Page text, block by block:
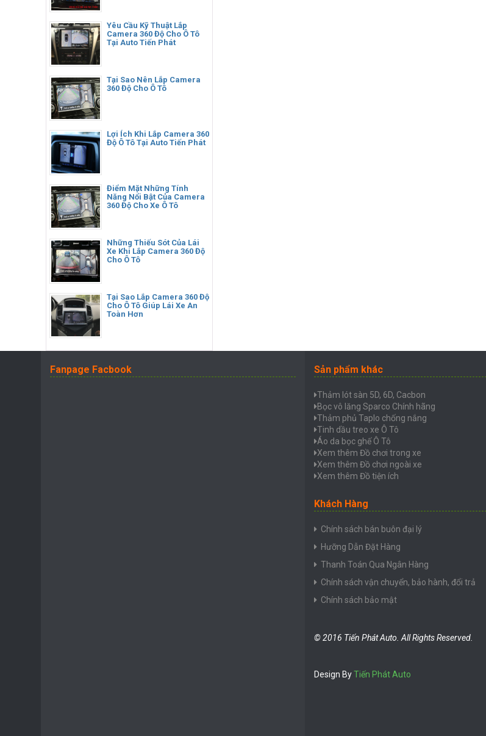
Yêu Cầu Kỹ Thuật Lắp
Camera 360 Độ Cho Ô Tô
Tại Auto Tiến Phát
Tại Sao Nên Lắp Camera
360 Độ Cho Ô Tô
Lợi Ích Khi Lắp Camera 360
Độ Ô Tô Tại Auto Tiến Phát
Điểm Mặt Những Tính
Năng Nổi Bật Của Camera
360 Độ Cho Xe Ô Tô
Những Thiếu Sót Của Lái
Xe Khi Lắp Camera 360 Độ
Cho Ô Tô
Tại Sao Lắp Camera 360 Độ
Cho Ô Tô Giúp Lái Xe An
Toàn Hơn
Fanpage Facbook Sản phẩm khác
Thảm lót sàn 5D, 6D, Cacbon
Bọc vô lăng Sparco Chính hãng
Thảm phủ Taplo chống nắng
Tinh dầu treo xe Ô Tô
Áo da bọc ghế Ô Tô
Xem thêm Đồ chơi trong xe
Xem thêm Đồ chơi ngoài xe
Xem thêm Đồ tiện ích
Khách Hàng
Chính sách bán buôn đại lý
Hưỡng Dẫn Đặt Hàng
Thanh Toán Qua Ngân Hàng
Chính sách vận chuyển, bảo hành, đổi trả
Chính sách bảo mật
© 2016 Tiến Phát Auto. All Rights Reserved.
Design ByTiến Phát Auto